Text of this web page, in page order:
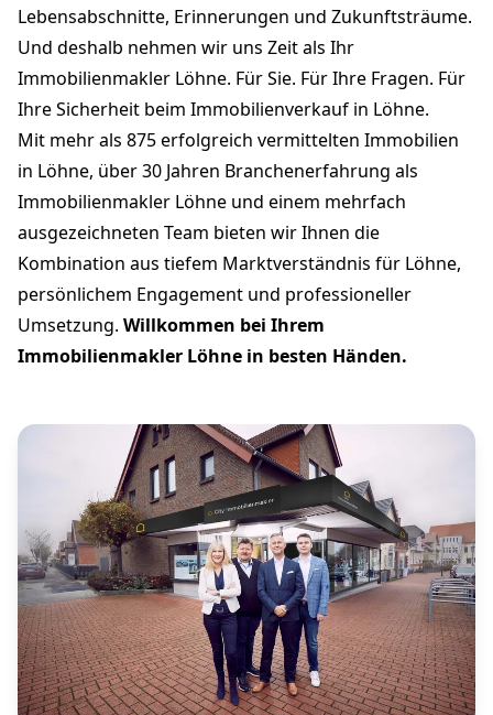
Lebensabschnitte, Erinnerungen und Zukunftsträume.
Und deshalb nehmen wir uns Zeit als Ihr
Immobilienmakler Löhne. Für Sie. Für Ihre Fragen. Für
Ihre Sicherheit beim Immobilienverkauf in Löhne.
Mit mehr als 875 erfolgreich vermittelten Immobilien
in Löhne, über 30 Jahren Branchenerfahrung als
Immobilienmakler Löhne und einem mehrfach
ausgezeichneten Team bieten wir Ihnen die
Kombination aus tiefem Marktverständnis für Löhne,
persönlichem Engagement und professioneller
Umsetzung. Willkommen bei Ihrem
Immobilienmakler Löhne in besten Händen.